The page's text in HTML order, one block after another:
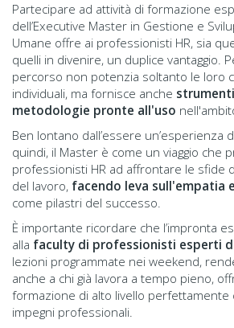
Partecipare ad attività di formazione
dell’Executive Master in Gestione e
Umane offre ai professionisti HR, sia
quelli in divenire, un duplice vantaggio.
percorso non potenzia soltanto le loro
individuali, ma fornisce anche
metodologie pronte all'uso
Ben lontano dall’essere un’esperienza
quindi, il Master è come un viaggio che
professionisti HR ad affrontare le sfide
del lavoro, facendo leva sull'empatia
come pilastri del successo.
È importante ricordare che l’impronta
alla faculty di professionisti esperti
lezioni programmate nei weekend,
anche a chi già lavora a tempo pieno,
formazione di alto livello perfettamente
impegni professionali.